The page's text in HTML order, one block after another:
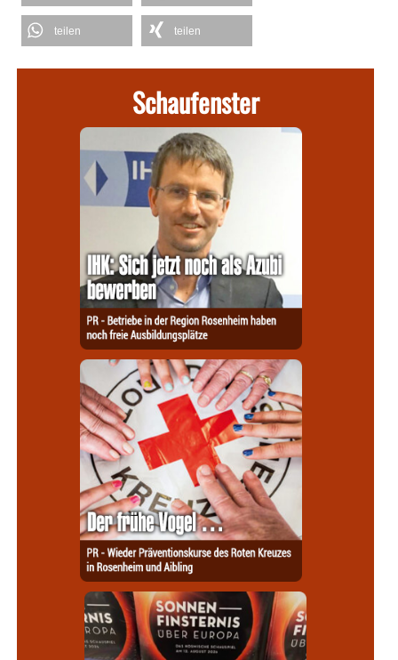
teilen teilen
Schaufenster